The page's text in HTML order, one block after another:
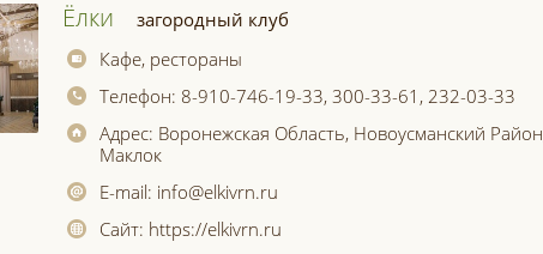
Ёлки
загородный клуб
Кафе, рестораны
Телефон: 8-910-746-19-33, 300-33-61, 232-03-33
Адрес: Воронежская Область, Новоусманский
Маклок
E-mail: info@elkivrn.ru
Сайт: https://elkivrn.ru